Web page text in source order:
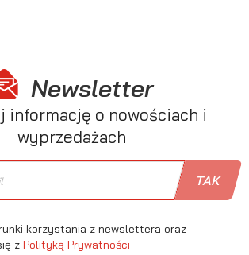
Newsletter
informację o nowościach i
wyprzedażach
korzystania z newslettera oraz
z Polityką Prywatności